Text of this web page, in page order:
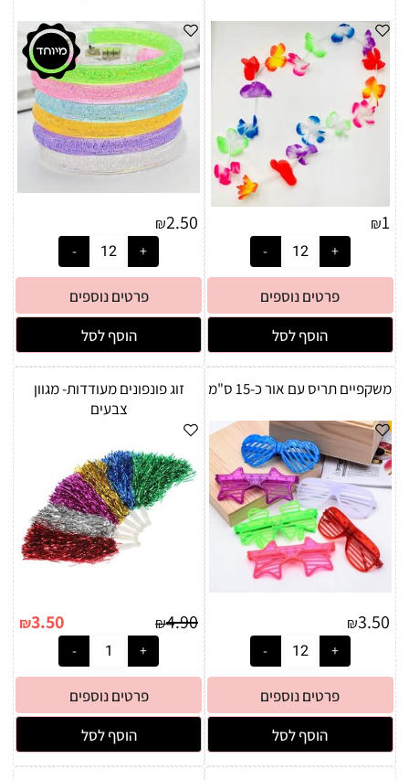
₪1
פרטים נוספים
הוסף לסל
₪2.50
פרטים נוספים
הוסף לסל
משקפיים תריס עם אור כ-15 ס"מ
₪3.50
פרטים נוספים
הוסף לסל
זוג פונפונים מעודדות- מגוון
צבעים
₪4.90
₪3.50
פרטים נוספים
הוסף לסל